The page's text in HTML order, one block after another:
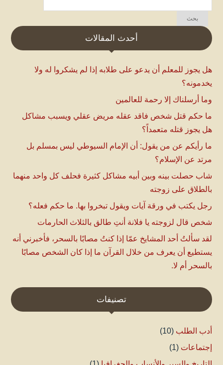
أحدث المقالات
هل يجوز للمعلم أن يدعو على طلابه إذا لم يشكروا له ولا
يخدمونه؟
وما أرسلناك إلا رحمة للعالمين
ما حكم قتل شخص فاقد عقله مريض عقلي ويسبب مشاكل
هل يجوز قتله متعمداً؟
ما رأيكم عن من يقول: أن الإمام السيوطي ليس بمسلم بل
مرتد عن الإسلام؟
شاب حصلت بينه وبين أبيه مشاكل كثيرة فحلف كل واحد منهما
بالطلاق على زوجته
رجل يكتب في ورقة آيات ويقول تبخروا بها. ما حكم فعله؟
شخص قال لزوجته يا فلانة أنتِ طالق بالثلاث الحارمات
لقد سألتُ أحد المشايخ عمّا إذا كنتُ مصابًا بالسحر، فأخبرني أنه
يستطيع أن يعرف من خلال القرآن ما إذا كان الشخص مصابًا
بالسحر أم لا.
تصنيفات
أدب الطلب (10)
إجتماعات (1)